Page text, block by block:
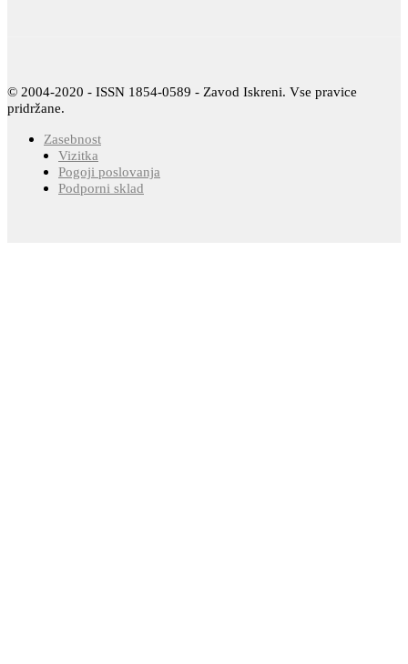
© 2004-2020 - ISSN 1854-0589 - Zavod Iskreni. Vse pravice
pridržane.
Zasebnost
Vizitka
Pogoji poslovanja
Podporni sklad